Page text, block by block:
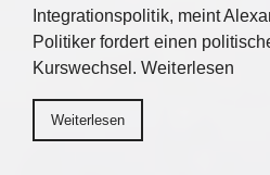
Integrationspolitik, meint
Politiker fordert einen
Kurswechsel. Weiterlesen
Weiterlesen